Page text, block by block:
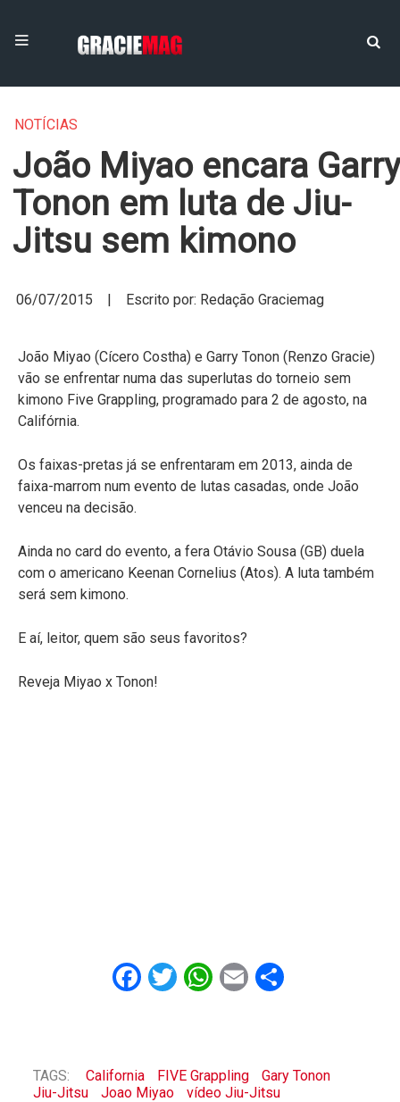
NOTÍCIAS
João Miyao encara Garry
Tonon em luta de Jiu-
Jitsu sem kimono
06/07/2015 | Escrito por: Redação Graciemag
João Miyao (Cícero Costha) e Garry Tonon (Renzo Gracie)
vão se enfrentar numa das superlutas do torneio sem
kimono Five Grappling, programado para 2 de agosto, na
Califórnia.
Os faixas-pretas já se enfrentaram em 2013, ainda de
faixa-marrom num evento de lutas casadas, onde João
venceu na decisão.
Ainda no card do evento, a fera Otávio Sousa (GB) duela
com o americano Keenan Cornelius (Atos). A luta também
será sem kimono.
E aí, leitor, quem são seus favoritos?
Reveja Miyao x Tonon!
Facebook
Twitter
WhatsApp
EmailShare
TAGS: California FIVE Grappling
Gary Tonon
Jiu-Jitsu
Joao Miyao vídeo Jiu-Jitsu